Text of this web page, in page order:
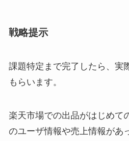
戦略提示
課題特定まで完了したら、実
もらいます。
楽天市場での出品がはじめて
のユーザ情報や売上情報があ